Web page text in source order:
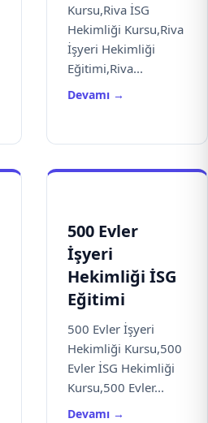
Kursu,Riva İSG
Hekimliği Kursu,Riva
İşyeri Hekimliği
Eğitimi,Riva...
Devamı →
500 Evler
İşyeri
Hekimliği İSG
Eğitimi
500 Evler İşyeri
Hekimliği Kursu,500
Evler İSG Hekimliği
Kursu,500 Evler...
Devamı →